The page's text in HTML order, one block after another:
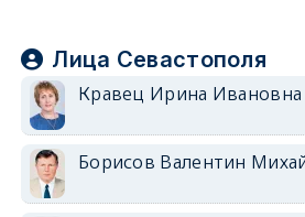
Лица Севастополя
Кравец Ирина Ивановна
Борисов Валентин